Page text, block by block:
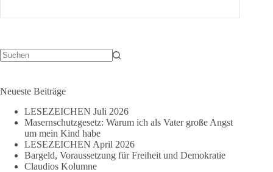
Hoffnung
Enttäuschten.
Neueste Beiträge
LESEZEICHEN Juli 2026
Masernschutzgesetz: Warum ich als Vater große Angst
um mein Kind habe
LESEZEICHEN April 2026
Bargeld, Voraussetzung für Freiheit und Demokratie
Claudios Kolumne